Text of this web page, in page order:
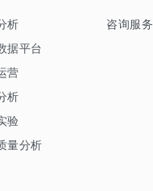
析
据平台
营
析
验
量分析
咨询服务